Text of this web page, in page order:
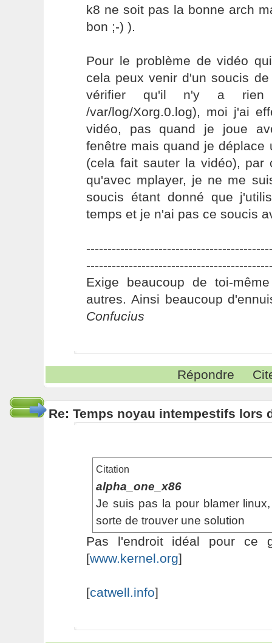
k8 ne soit pas la bonne arch
bon ;-) ).
Pour le problème de vidéo
cela peux venir d'un soucis
vérifier qu'il n'y a rien
/var/log/Xorg.0.log), moi j'ai
vidéo, pas quand je joue
fenêtre mais quand je déplace
(cela fait sauter la vidéo), par
qu'avec mplayer, je ne me
soucis étant donné que
temps et je n'ai pas ce soucis
Exige beaucoup de toi-
autres. Ainsi beaucoup
Confucius
Répondre
Re: Temps noyau intempestifs lors
Citation
alpha_one_x86
Je suis pas la pour blamer
sorte de trouver une solution
Pas l'endroit idéal pour ce
[www.kernel.org]
[catwell.info]